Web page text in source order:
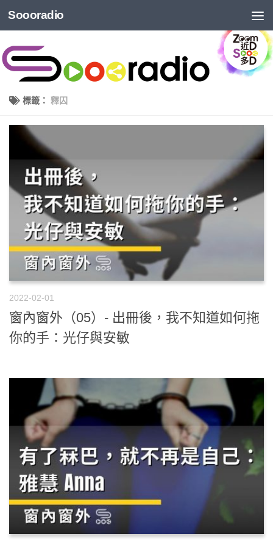
Soooradio
標籤： 釋囚
2022-02-01
窗內窗外（05）- 出冊後，我不知道如何拖
你的手：光仔與安敏